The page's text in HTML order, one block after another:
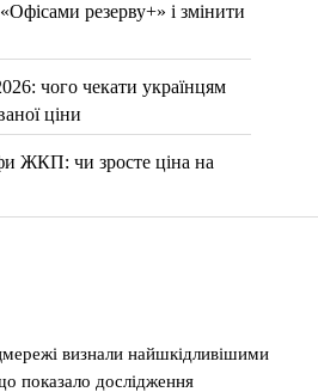
резерву+» і змінити
чого чекати українцям
ціни
ЖКП: чи зросте ціна на
визнали найшкідливішими
показало дослідження